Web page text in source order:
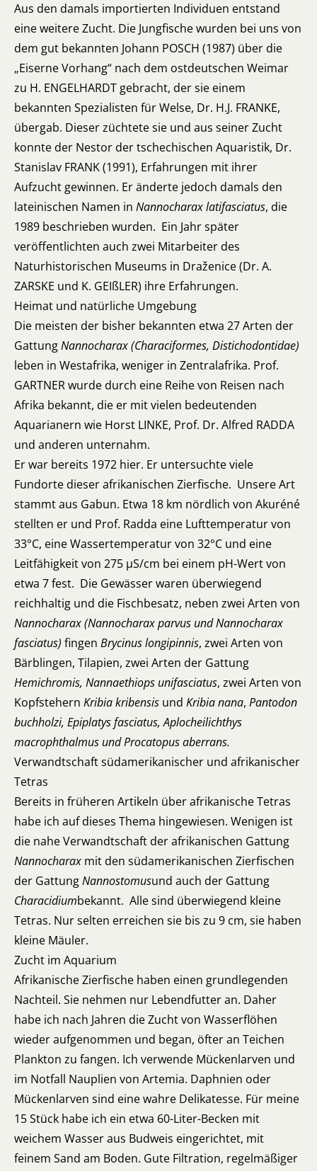
Aus den damals importierten Individuen entstand
eine weitere Zucht. Die Jungfische wurden bei uns von
dem gut bekannten Johann POSCH (1987) über die
„Eiserne Vorhang“ nach dem ostdeutschen Weimar
zu H. ENGELHARDT gebracht, der sie einem
bekannten Spezialisten für Welse, Dr. H.J. FRANKE,
übergab. Dieser züchtete sie und aus seiner Zucht
konnte der Nestor der tschechischen Aquaristik, Dr.
Stanislav FRANK (1991), Erfahrungen mit ihrer
Aufzucht gewinnen. Er änderte jedoch damals den
lateinischen Namen in Nannocharax latifasciatus, die
1989 beschrieben wurden. Ein Jahr später
veröffentlichten auch zwei Mitarbeiter des
Naturhistorischen Museums in Draženice (Dr. A.
ZARSKE und K. GEIßLER) ihre Erfahrungen.
Heimat und natürliche Umgebung
Die meisten der bisher bekannten etwa 27 Arten der
GattungNannocharax (Characiformes, Distichodontidae)
leben in Westafrika, weniger in Zentralafrika. Prof.
GARTNER wurde durch eine Reihe von Reisen nach
Afrika bekannt, die er mit vielen bedeutenden
Aquarianern wie Horst LINKE, Prof. Dr. Alfred RADDA
und anderen unternahm.
Er war bereits 1972 hier. Er untersuchte viele
Fundorte dieser afrikanischen Zierfische. Unsere Art
stammt aus Gabun. Etwa 18 km nördlich von Akuréné
stellten er und Prof. Radda eine Lufttemperatur von
33°C, eine Wassertemperatur von 32°C und eine
Leitfähigkeit von 275 µS/cm bei einem pH-Wert von
etwa 7 fest. Die Gewässer waren überwiegend
reichhaltig und die Fischbesatz, neben zwei Arten von
Nannocharax (Nannocharax parvus und Nannocharax
fasciatus) fingen Brycinus longipinnis, zwei Arten von
Bärblingen, Tilapien, zwei Arten der Gattung
Hemichromis, Nannaethiops unifasciatus, zwei Arten von
Kopfstehern Kribia kribensis und Kribianana, Pantodon
buchholzi, Epiplatys fasciatus, Aplocheilichthys
macrophthalmus und Procatopus aberrans.
Verwandtschaft südamerikanischer und afrikanischer
Tetras
Bereits in früheren Artikeln über afrikanische Tetras
habe ich auf dieses Thema hingewiesen. Wenigen ist
die nahe Verwandtschaft der afrikanischen Gattung
Nannocharax mit den südamerikanischen Zierfischen
der GattungNannostomusund auch der Gattung
Characidiumbekannt. Alle sind überwiegend kleine
Tetras. Nur selten erreichen sie bis zu 9 cm, sie haben
kleine Mäuler.
Zucht im Aquarium
Afrikanische Zierfische haben einen grundlegenden
Nachteil. Sie nehmen nur Lebendfutter an. Daher
habe ich nach Jahren die Zucht von Wasserflöhen
wieder aufgenommen und began, öfter an Teichen
Plankton zu fangen. Ich verwende Mückenlarven und
im Notfall Nauplien von Artemia. Daphnien oder
Mückenlarven sind eine wahre Delikatesse. Für meine
15 Stück habe ich ein etwa 60-Liter-Becken mit
weichem Wasser aus Budweis eingerichtet, mit
feinem Sand am Boden. Gute Filtration, regelmäßiger